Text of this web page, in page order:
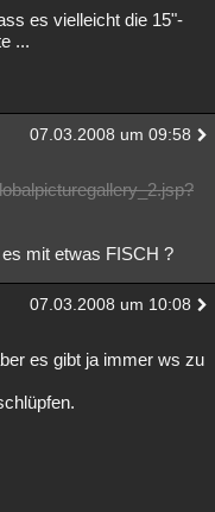
es vielleicht die 15"-
...
07.03.2008 um 09:58
mit etwas FISCH ?
07.03.2008 um 10:08
es gibt ja immer ws zu